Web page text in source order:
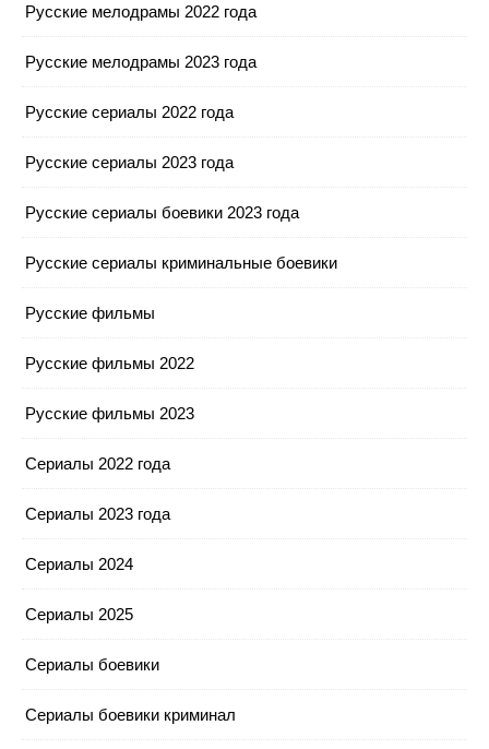
Русские мелодрамы 2022 года
Русские мелодрамы 2023 года
Русские сериалы 2022 года
Русские сериалы 2023 года
Русские сериалы боевики 2023 года
Русские сериалы криминальные боевики
Русские фильмы
Русские фильмы 2022
Русские фильмы 2023
Сериалы 2022 года
Сериалы 2023 года
Сериалы 2024
Сериалы 2025
Сериалы боевики
Сериалы боевики криминал